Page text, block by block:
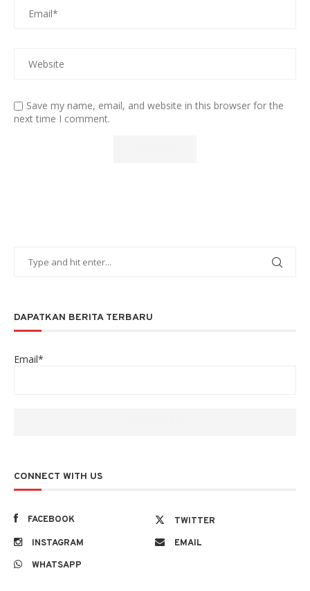
Save my name, email, and website in this browser for the
next time I comment.
DAPATKAN BERITA TERBARU
Email*
CONNECT WITH US
FACEBOOK
TWITTER
INSTAGRAM
EMAIL
WHATSAPP